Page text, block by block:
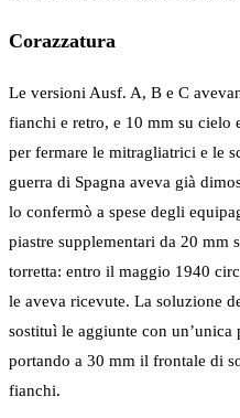
Corazzatura
Le versioni Ausf. A, B e C
fianchi e retro, e 10 mm su cielo
per fermare le mitragliatrici e le
guerra di Spagna aveva già
lo confermò a spese degli
piastre supplementari da 20 mm
torretta: entro il maggio 1940
le aveva ricevute. La soluzione
sostituì le aggiunte con un’unica
portando a 30 mm il frontale di
fianchi.